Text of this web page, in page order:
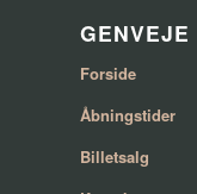
GENVEJE
Forside
Åbningstider
Billetsalg